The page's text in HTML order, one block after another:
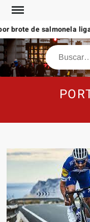
Saltar
contenido
brote de salmonela
Buscar